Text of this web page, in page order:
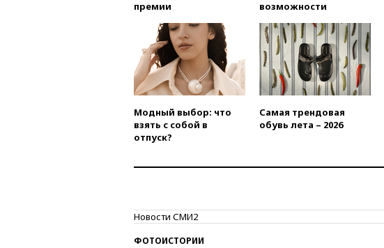
премии
возможности
Модный выбор: что
взять с собой в
отпуск?
Самая трендовая
обувь лета – 2026
Новости СМИ2
ФОТОИСТОРИИ